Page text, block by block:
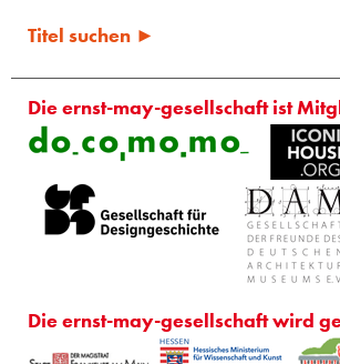
Titel suchen ►
Die ernst-may-gesellschaft ist
Die ernst-may-gesellschaft wird